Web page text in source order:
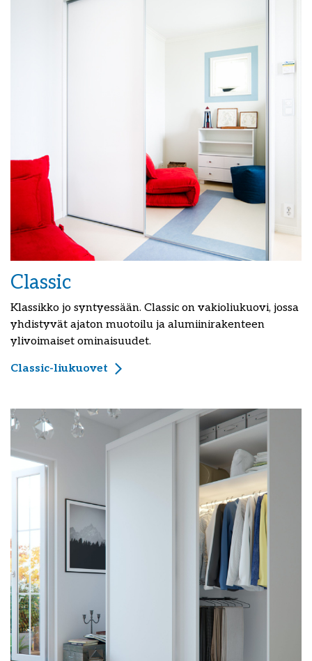
Classic
Klassikko jo syntyessään. Classic on vakioliukuovi, jossa
yhdistyvät ajaton muotoilu ja alumiinirakenteen
ylivoimaiset ominaisuudet.
Classic-liukuovet